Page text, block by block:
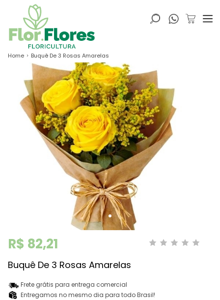
Home Buquê De 3 Rosas Amarelas
R$ 82,21
Buquê De 3 Rosas Amarelas
Frete grátis para entrega comercial
Entregamos no mesmo dia para todo Brasil!